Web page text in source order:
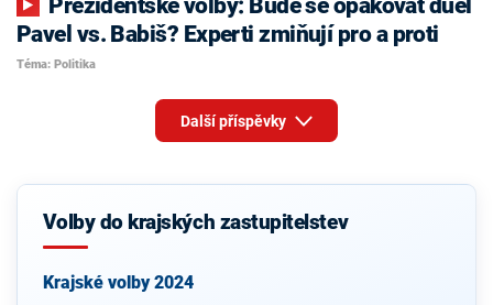
Pavel vs. Babiš? Experti zmiňují pro a proti
Téma: Politika
Další příspěvky
Volby do krajských zastupitelstev
Krajské volby 2024